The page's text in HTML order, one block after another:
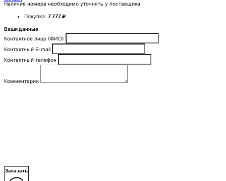
Наличие номера необходимо уточнять у поставщика.
Покупка: 7 777 ₽
Ваши данные
Контактное лицо (ФИО)
Контактный E-mail
Контактный телефон
Комментарии
Заказать